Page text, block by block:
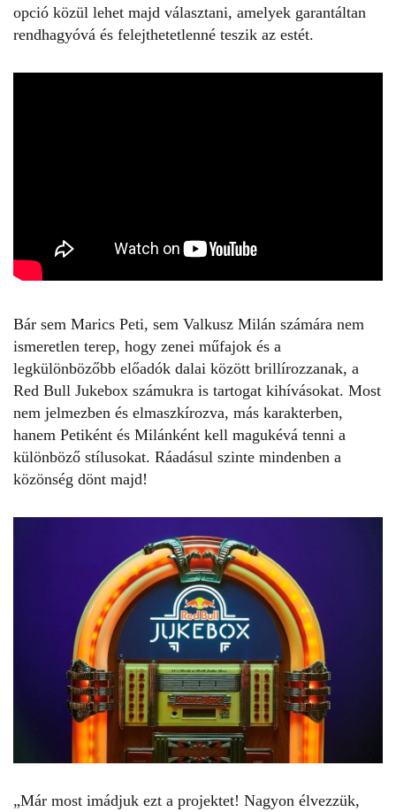
opció közül lehet majd választani, amelyek garantáltan
rendhagyóvá és felejthetetlenné teszik az estét.
Bár sem Marics Peti, sem Valkusz Milán számára nem
ismeretlen terep, hogy zenei műfajok és a
legkülönbözőbb előadók dalai között brillírozzanak, a
Red Bull Jukebox számukra is tartogat kihívásokat. Most
nem jelmezben és elmaszkírozva, más karakterben,
hanem Petiként és Milánként kell magukévá tenni a
különböző stílusokat. Ráadásul szinte mindenben a
közönség dönt majd!
„Már most imádjuk ezt a projektet! Nagyon élvezzük,